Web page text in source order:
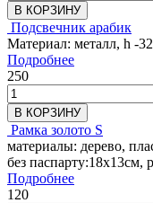
В КОРЗИНУ
Подсвечник арабик
Материал: металл, h -
Подробнее
250
В КОРЗИНУ
Рамка золото S
материалы: дерево,
без паспарту:18х13см,
Подробнее
120